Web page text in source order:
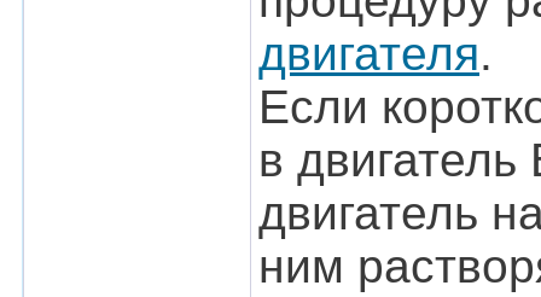
двигателя.
Если
в
двигатель
ним